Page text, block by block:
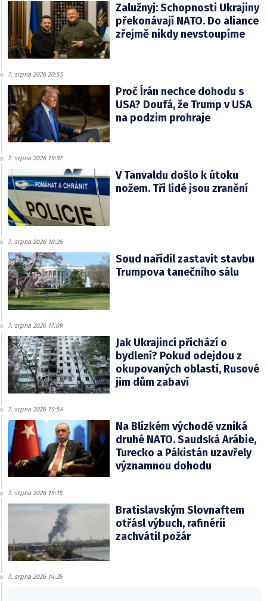
Zalužnyj: Schopnosti Ukrajiny
překonávají NATO. Do aliance
zřejmě nikdy nevstoupíme
7. srpna 2026 20:55
Proč Írán nechce dohodu s
USA? Doufá, že Trump v USA
na podzim prohraje
7. srpna 2026 19:37
V Tanvaldu došlo k útoku
nožem. Tři lidé jsou zranění
7. srpna 2026 18:26
Soud nařídil zastavit stavbu
Trumpova tanečního sálu
7. srpna 2026 17:09
Jak Ukrajinci přichází o
bydlení? Pokud odejdou z
okupovaných oblastí, Rusové
jim dům zabaví
7. srpna 2026 15:54
Na Blízkém východě vzniká
druhé NATO. Saudská Arábie,
Turecko a Pákistán uzavřely
významnou dohodu
7. srpna 2026 15:15
Bratislavským Slovnaftem
otřásl výbuch, rafinérii
zachvátil požár
7. srpna 2026 14:25